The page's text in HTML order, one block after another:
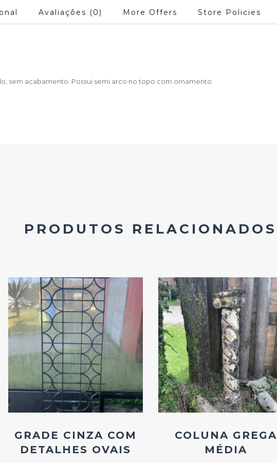
Avaliações (0) More Offers Store Policies
sem acabamento. Possui semi arco no topo com ornamento.
PRODUTOS RELACIONADOS
Add
ao
Favoritos
GRADE CINZA COM
DETALHES OVAIS
Add
ao
Favoritos
COLUNA GREGA
MÉDIA